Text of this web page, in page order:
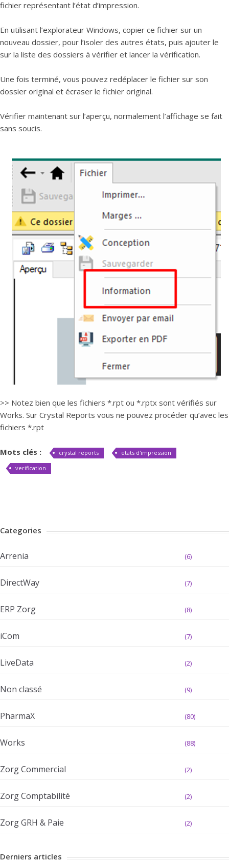
fichier représentant l’état d’impression.
En utilisant l’explorateur Windows, copier ce fichier sur un
nouveau dossier, pour l’isoler des autres états, puis ajouter le
sur la liste des dossiers à vérifier et lancer la vérification.
Une fois terminé, vous pouvez redéplacer le fichier sur son
dossier original et écraser le fichier original.
Vérifier maintenant sur l’aperçu, normalement l’affichage se fait
sans soucis.
>> Notez bien que les fichiers *.rpt ou *.rptx sont vérifiés sur
Works. Sur Crystal Reports vous ne pouvez procéder qu’avec les
fichiers *.rpt
Mots clés : crystal reports
etats d'impression
verification
Categories
Arrenia (6)
DirectWay (7)
ERP Zorg (8)
iCom (7)
LiveData (2)
Non classé (9)
PharmaX (80)
Works (88)
Zorg Commercial (2)
Zorg Comptabilité (2)
Zorg GRH & Paie (2)
Derniers articles